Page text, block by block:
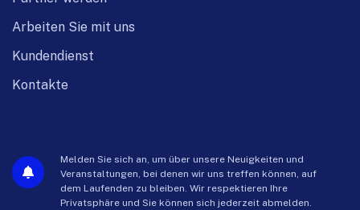
Arbeiten Sie mit uns
Kundendienst
Kontakte
Melden Sie sich an, um über unsere Neuigkeiten und
Veranstaltungen, bei denen wir uns treffen können, auf
dem Laufenden zu bleiben. Wir respektieren Ihre
Privatsphäre und Sie können sich jederzeit abmelden.